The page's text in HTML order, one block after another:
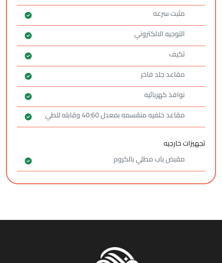
مثبت سرعه
التوجيه الالكتروني
تكيف
مقاعد جلد فاخر
نوافذ كهربائيه
مقاعد خلفيه منقسمه بمعدل 40:60 وقابله للطي
تجهيزات خارجيه
مقبض باب مطلي بالكروم